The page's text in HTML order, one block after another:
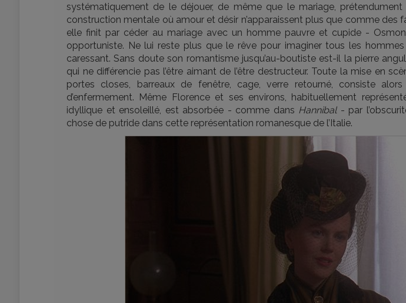
systématiquement de le déjouer, de même que le mariage,
construction mentale où amour et désir n’apparaissent plus que comme des
elle finit par céder au mariage avec un homme pauvre et cupide -
opportuniste. Ne lui reste plus que le rêve pour imaginer tous les
caressant. Sans doute son romantisme jusqu’au-boutiste est-il la pierre
qui ne différencie pas l’être aimant de l’être destructeur. Toute la mise en
portes closes, barreaux de fenêtre, cage, verre retourné, consiste
d’enfermement. Même Florence et ses environs, habituellement
idyllique et ensoleillé, est absorbée - comme dans Hannibal- par
chose de putride dans cette représentation romanesque de l’Italie.